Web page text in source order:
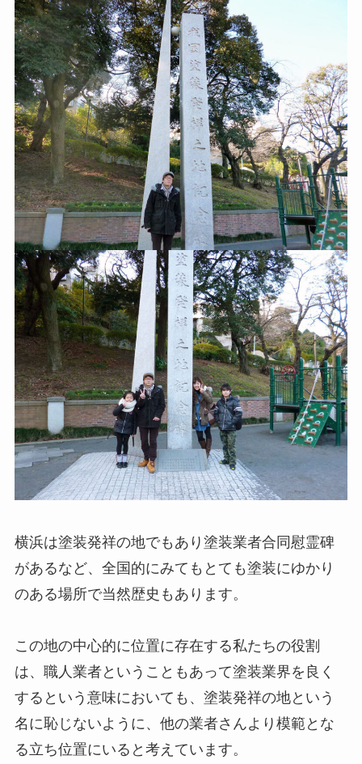
横浜は塗装発祥の地でもあり塗装業者合同慰霊碑
があるなど、全国的にみてもとても塗装にゆかり
のある場所で当然歴史もあります。
この地の中心的に位置に存在する私たちの役割
は、職人業者ということもあって塗装業界を良く
するという意味においても、塗装発祥の地という
名に恥じないように、他の業者さんより模範とな
る立ち位置にいると考えています。